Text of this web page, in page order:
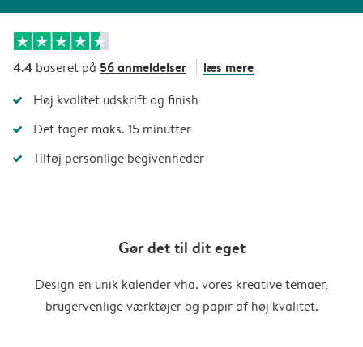
4.4 baseret på 56 anmeldelser læs mere
Høj kvalitet udskrift og finish
Det tager maks. 15 minutter
Tilføj personlige begivenheder
Gør det til dit eget
Design en unik kalender vha. vores kreative temaer,
brugervenlige værktøjer og papir af høj kvalitet.